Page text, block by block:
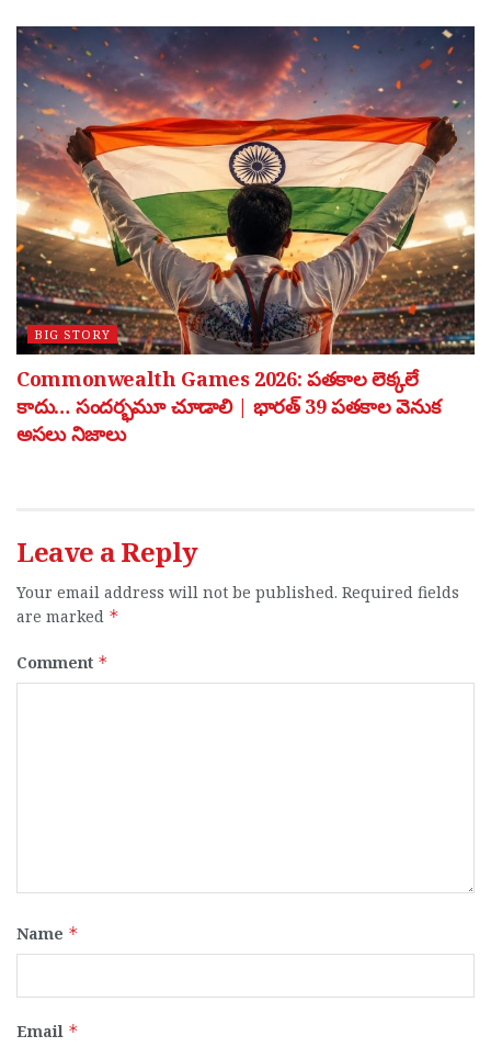
BIG STORY
Commonwealth Games 2026: పతకాల లెక్కలే
కాదు… సందర్భమూ చూడాలి | భారత్ 39 పతకాల వెనుక
అసలు నిజాలు
Leave a Reply
Your email address will not be published. Required fields
are marked *
Comment *
Name *
Email *